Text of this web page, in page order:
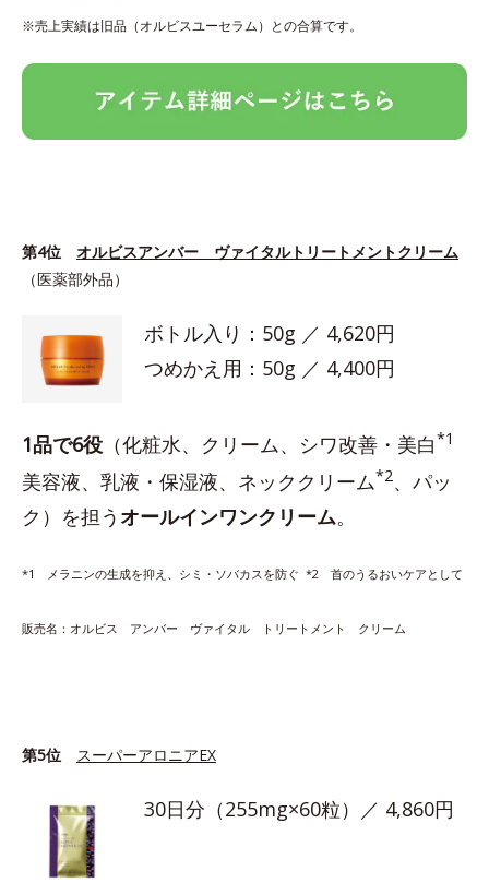
※売上実績は旧品（オルビスユーセラム）との合算です。
第4位
オルビスアンバー ヴァイタルトリートメントクリーム
（医薬部外品）
ボトル入り：50g ／ 4,620円
つめかえ用：50g ／ 4,400円
1品で6役 （化粧水、クリーム、シワ改善・美白*1
美容液、乳液・保湿液、ネッククリーム*2、パッ
ク）を担う オールインワンクリーム。
*1 メラニンの生成を抑え、シミ・ソバカスを防ぐ *2 首のうるおいケアとして
販売名：オルビス アンバー ヴァイタル トリートメント クリーム
第5位 スーパーアロニアEX
30日分（255mg×60粒）／ 4,860円